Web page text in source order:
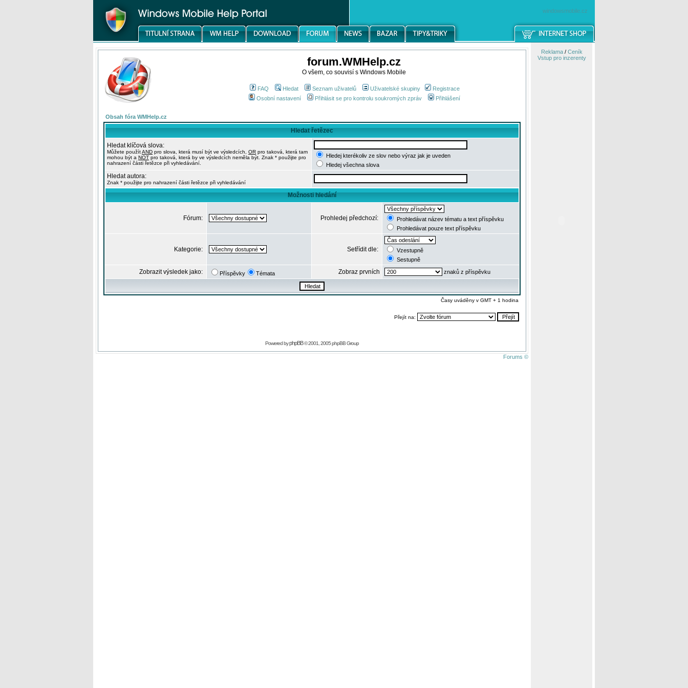
windowsmobile.cz
forum.WMHelp.cz
O všem, co souvisí s Windows Mobile
FAQ Hledat Seznam uživatelů Uživatelské skupiny
Registrace
Osobní nastavení
Přihlásit se pro kontrolu soukromých zpráv Přihlášení
Obsah fóra WMHelp.cz
Hledat řetězec
Hledat klíčová slova:
Můžete použítAND pro slova, která musí být ve výsledcích, OR pro taková, která tam
mohou být a NOT pro taková, která by ve výsledcích neměla být. Znak * použijte pro
nahrazení části řetězce při vyhledávání.
Hledej kterékoliv ze slov nebo výraz jak je uveden
Hledej všechna slova
Hledat autora:
Znak * použijte pro nahrazení části řetězce při vyhledávání
Možnosti hledání
Fórum: Prohledej předchozí:
Prohledávat název tématu a text příspěvku
Prohledávat pouze text příspěvku
Kategorie: Setřídit dle:
Vzestupně
Sestupně
Zobrazit výsledek jako: Příspěvky Témata Zobraz prvních znaků z příspěvku
Časy uváděny v GMT + 1 hodina
Přejít na:
Powered byphpBB© 2001, 2005 phpBB Group
Forums ©
Reklama/ Ceník
Vstup pro inzerenty